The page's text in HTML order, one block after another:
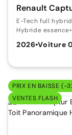
Renault
E-Tech full
Hybride essence•
2026•Voiture
PRIX EN BAISSE (-
VENTES FLASH